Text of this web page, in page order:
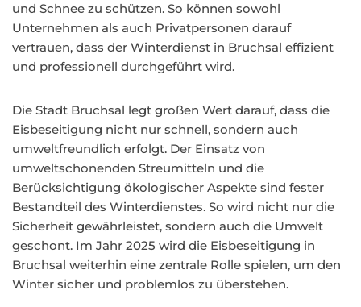
und Schnee zu schützen. So können sowohl
Unternehmen als auch Privatpersonen darauf
vertrauen, dass der Winterdienst in Bruchsal effizient
und professionell durchgeführt wird.
Die Stadt Bruchsal legt großen Wert darauf, dass die
Eisbeseitigung nicht nur schnell, sondern auch
umweltfreundlich erfolgt. Der Einsatz von
umweltschonenden Streumitteln und die
Berücksichtigung ökologischer Aspekte sind fester
Bestandteil des Winterdienstes. So wird nicht nur die
Sicherheit gewährleistet, sondern auch die Umwelt
geschont. Im Jahr 2025 wird die Eisbeseitigung in
Bruchsal weiterhin eine zentrale Rolle spielen, um den
Winter sicher und problemlos zu überstehen.